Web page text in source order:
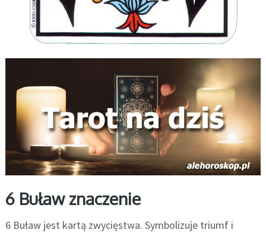
6 Buław znaczenie
6 Buław jest kartą zwycięstwa. Symbolizuje triumf i